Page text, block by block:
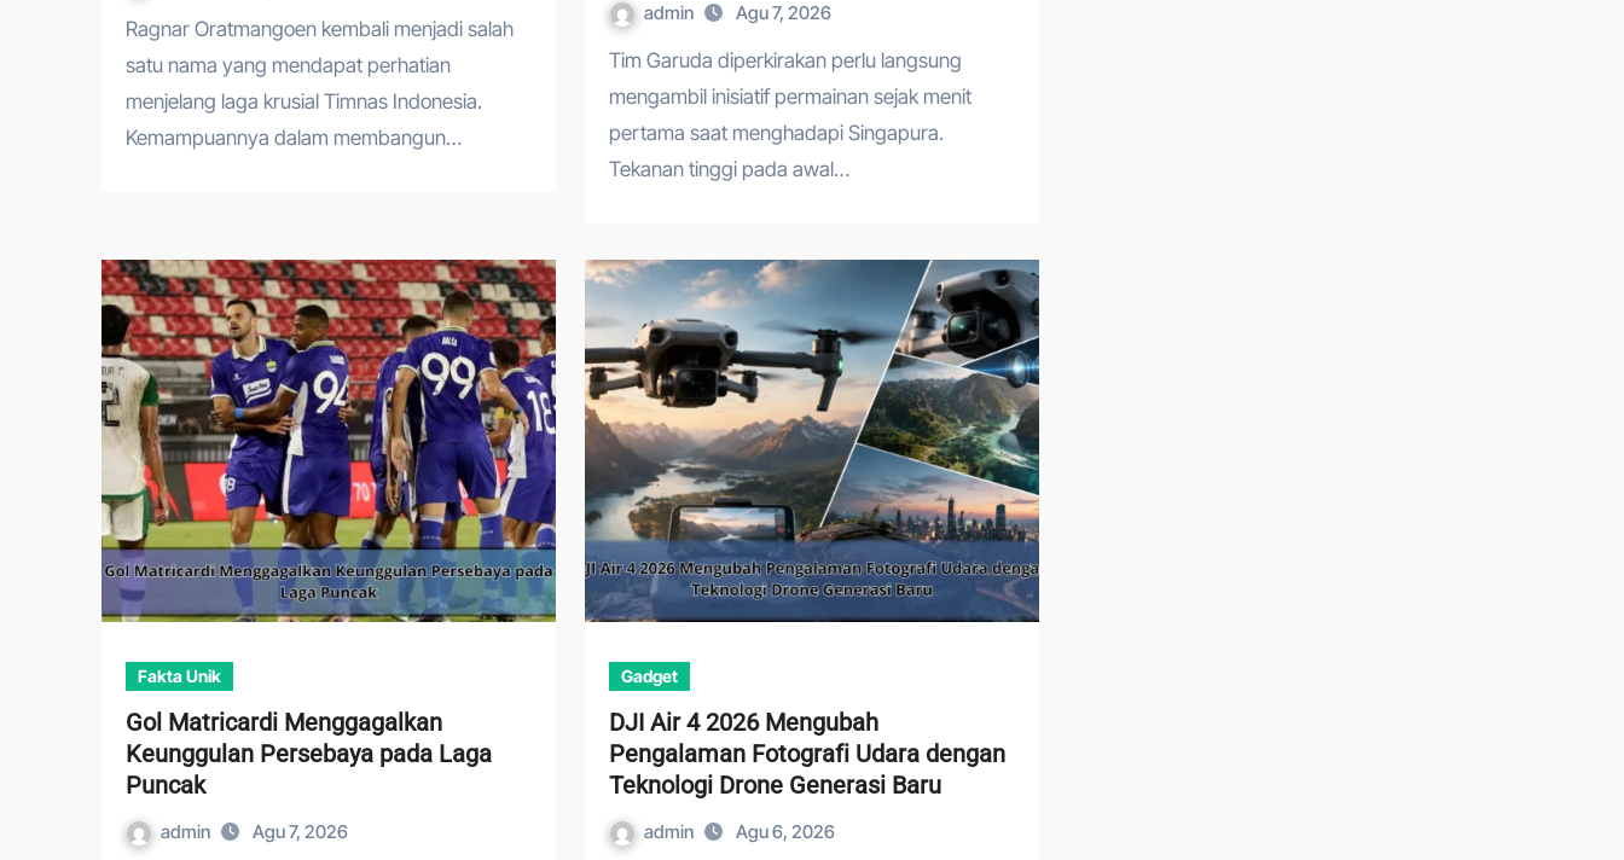
Ragnar Oratmangoen kembali menjadi salah
satu nama yang mendapat perhatian
menjelang laga krusial Timnas Indonesia.
Kemampuannya dalam membangun…
admin Agu 7, 2026
Tim Garuda diperkirakan perlu langsung
mengambil inisiatif permainan sejak menit
pertama saat menghadapi Singapura.
Tekanan tinggi pada awal…
Fakta Unik
Gol Matricardi Menggagalkan
Keunggulan Persebaya pada Laga
Puncak
admin Agu 7, 2026
Gadget
DJI Air 4 2026 Mengubah
Pengalaman Fotografi Udara dengan
Teknologi Drone Generasi Baru
admin Agu 6, 2026